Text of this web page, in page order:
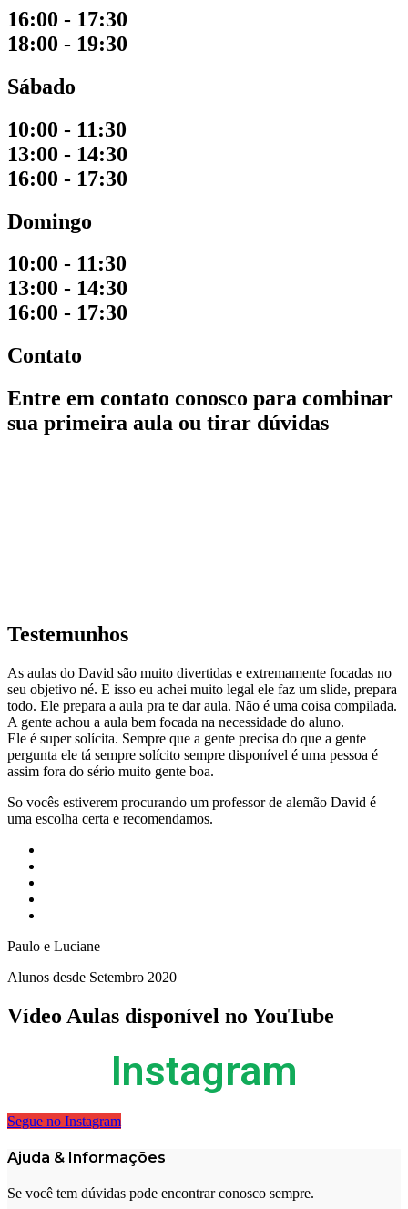
16:00 - 17:30
18:00 - 19:30
Sábado
10:00 - 11:30
13:00 - 14:30
16:00 - 17:30
Domingo
10:00 - 11:30
13:00 - 14:30
16:00 - 17:30
Contato
Entre em contato conosco para combinar
sua primeira aula ou tirar dúvidas
Testemunhos
As aulas do David são muito divertidas e extremamente focadas no
seu objetivo né. E isso eu achei muito legal ele faz um slide, prepara
todo. Ele prepara a aula pra te dar aula. Não é uma coisa compilada.
A gente achou a aula bem focada na necessidade do aluno.
Ele é super solícita. Sempre que a gente precisa do que a gente
pergunta ele tá sempre solícito sempre disponível é uma pessoa é
assim fora do sério muito gente boa.
So vocês estiverem procurando um professor de alemão David é
uma escolha certa e recomendamos.
Paulo e Luciane
Alunos desde Setembro 2020
Vídeo Aulas disponível no YouTube
Instagram
Segue no Instagram
Ajuda & Informações
Se você tem dúvidas pode encontrar conosco sempre.